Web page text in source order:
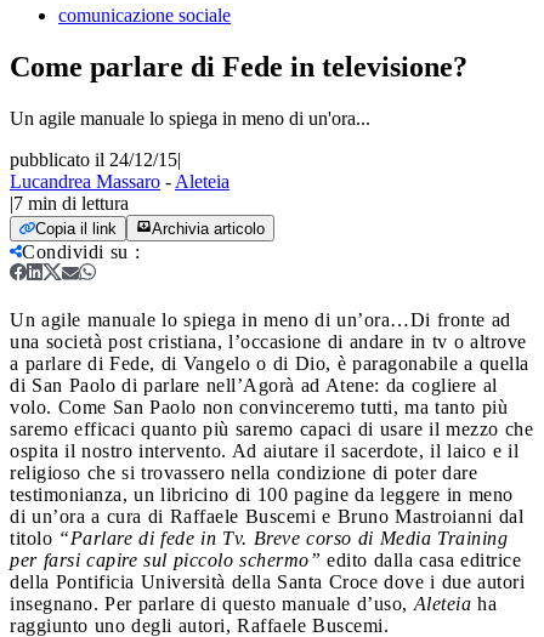
comunicazione sociale
Come parlare di Fede in televisione?
Un agile manuale lo spiega in meno di un'ora...
pubblicato il 24/12/15|
Lucandrea Massaro - Aleteia
|7 min di lettura
Copia il link Archivia articolo
Condividi su :
Un agile manuale lo spiega in meno di un’ora…Di fronte ad
una società post cristiana, l’occasione di andare in tv o altrove
a parlare di Fede, di Vangelo o di Dio, è paragonabile a quella
di San Paolo di parlare nell’Agorà ad Atene: da cogliere al
volo. Come San Paolo non convinceremo tutti, ma tanto più
saremo efficaci quanto più saremo capaci di usare il mezzo che
ospita il nostro intervento. Ad aiutare il sacerdote, il laico e il
religioso che si trovassero nella condizione di poter dare
testimonianza, un libricino di 100 pagine da leggere in meno
di un’ora a cura di Raffaele Buscemi e Bruno Mastroianni dal
titolo “Parlare di fede in Tv. Breve corso di Media Training
per farsi capire sul piccolo schermo” edito dalla casa editrice
della Pontificia Università della Santa Croce dove i due autori
insegnano. Per parlare di questo manuale d’uso, Aleteia ha
raggiunto uno degli autori, Raffaele Buscemi.